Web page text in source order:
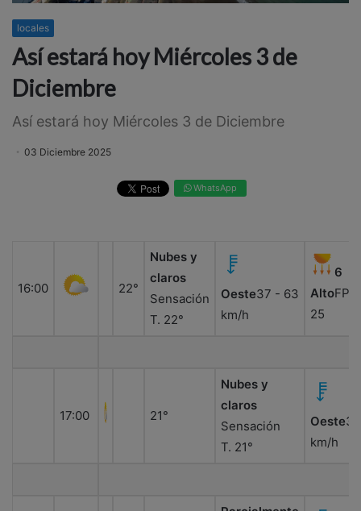
locales
Así estará hoy Miércoles 3 de
Diciembre
Así estará hoy Miércoles 3 de Diciembre
03 Diciembre 2025
WhatsApp
16:00 22°
Nubes y
claros
Sensación
T. 22°
Oeste37 - 63
km/h
6
Alto
25
17:00 21°
Nubes y
claros
Sensación
T. 21°
Oeste
km/h